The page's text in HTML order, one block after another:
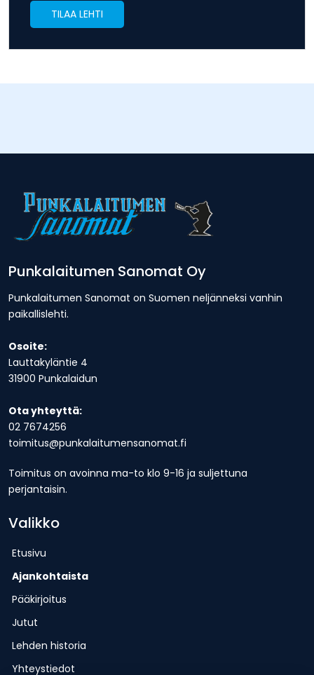
TILAA LEHTI
Punkalaitumen Sanomat Oy
Punkalaitumen Sanomat on Suomen neljänneksi vanhin
paikallislehti.
Osoite:
Lauttakyläntie 4
31900 Punkalaidun
Ota yhteyttä:
02 7674256
toimitus@punkalaitumensanomat.fi
Toimitus on avoinna ma-to klo 9-16 ja suljettuna
perjantaisin.
Valikko
Etusivu
Ajankohtaista
Pääkirjoitus
Jutut
Lehden historia
Yhteystiedot